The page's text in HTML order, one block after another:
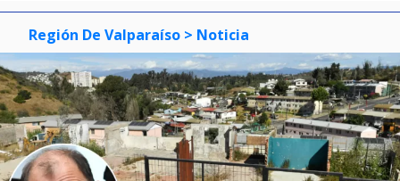
Región De Valparaíso > Noticia